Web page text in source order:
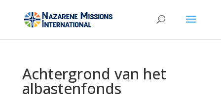
Achtergrond van het
albastenfonds